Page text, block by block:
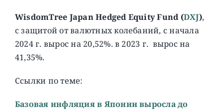
WisdomTree Japan Hedged Equity Fund (DXJ),
c защитой от валютных колебаний, с начала
2024 г. вырос на 20,52%. в 2023 г. вырос на
41,35%.
Ссылки по теме:
Базовая инфляция в Японии выросла до